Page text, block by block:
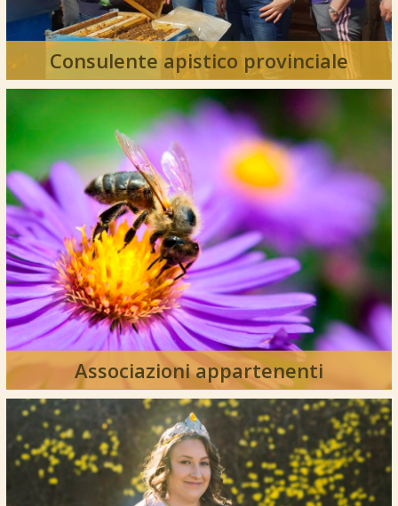
Consulente apistico provinciale
Associazioni appartenenti